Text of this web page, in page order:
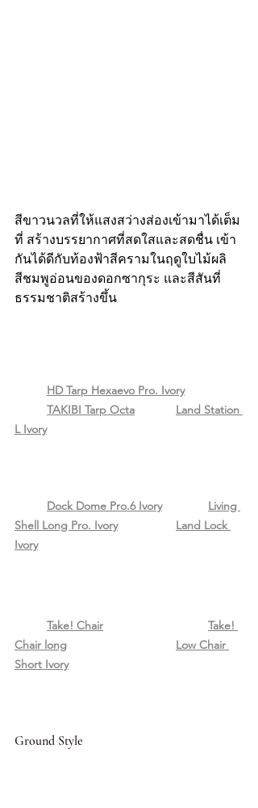
สีขาวนวลที่ให้แสงสว่างส่องเข้ามาได้เต็ม
ที่ สร้างบรรยากาศที่สดใสและสดชื่น เข้า
กันได้ดีกับท้องฟ้าสีครามในฤดูใบไม้ผลิ
สีชมพูอ่อนของดอกซากุระ และสีสันที่
ธรรมชาติสร้างขึ้น
HD Tarp Hexaevo Pro. Ivory
TAKIBI Tarp Octa
Land Station
L Ivory
Dock Dome Pro.6 Ivory
Living
Shell Long Pro. Ivory
Land Lock
Ivory
Take! Chair
Take!
Chair long
Low Chair
Short Ivory
Ground Style